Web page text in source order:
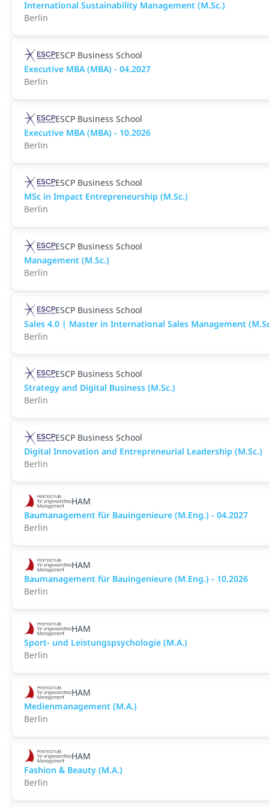
International Sustainability Management (M.Sc.)
Berlin
ESCP Business School
Executive MBA (MBA) - 04.2027
Berlin
ESCP Business School
Executive MBA (MBA) - 10.2026
Berlin
ESCP Business School
MSc in Impact Entrepreneurship (M.Sc.)
Berlin
ESCP Business School
Management (M.Sc.)
Berlin
ESCP Business School
Sales 4.0 | Master in International Sales Management
Berlin
ESCP Business School
Strategy and Digital Business (M.Sc.)
Berlin
ESCP Business School
Digital Innovation and Entrepreneurial Leadership (M.Sc.)
Berlin
HAM
Baumanagement für Bauingenieure (M.Eng.) - 04.2027
Berlin
HAM
Baumanagement für Bauingenieure (M.Eng.) - 10.2026
Berlin
HAM
Sport- und Leistungspsychologie (M.A.)
Berlin
HAM
Medienmanagement (M.A.)
Berlin
HAM
Fashion & Beauty (M.A.)
Berlin